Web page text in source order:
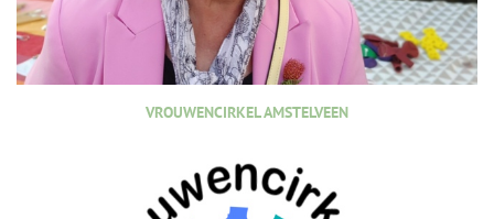
VROUWENCIRKEL AMSTELVEEN